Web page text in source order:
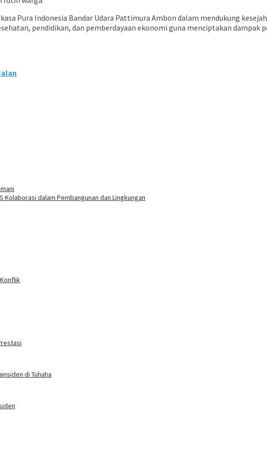
Pura Indonesia Bandar Udara Pattimura Ambon dalam mendukung
pendidikan, dan pemberdayaan ekonomi guna menciptakan dampak
Kolaborasi dalam Pembangunan dan Lingkungan
di Tuhaha